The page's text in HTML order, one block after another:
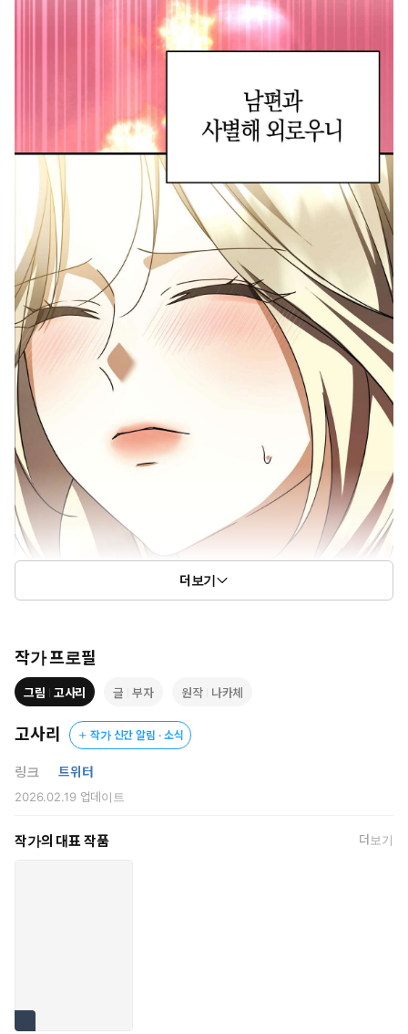
더보기
작가 프로필
그림 고사리 글 부자 원작 나카체
고사리 작가 신간 알림 · 소식
링크 트위터
2026.02.19 업데이트
작가의 대표 작품 더보기